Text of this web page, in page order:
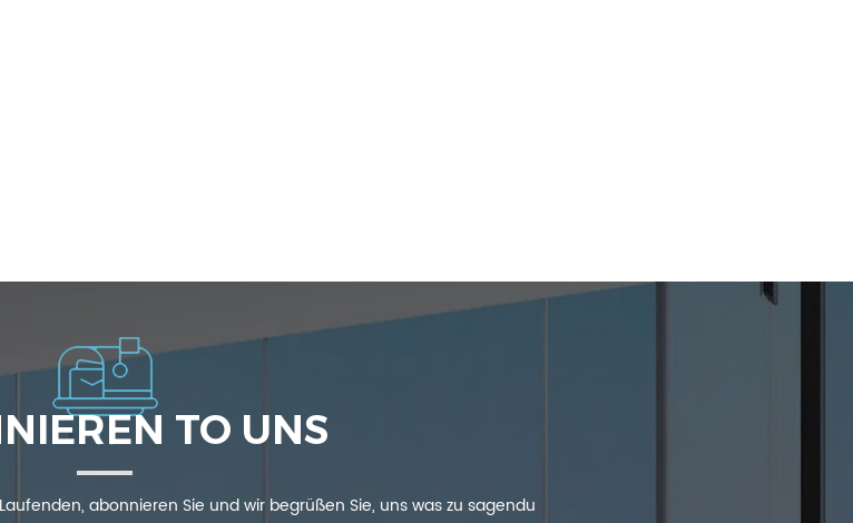
TO UNS
abonnieren Sie und wir begrüßen Sie, uns was zu sagendu